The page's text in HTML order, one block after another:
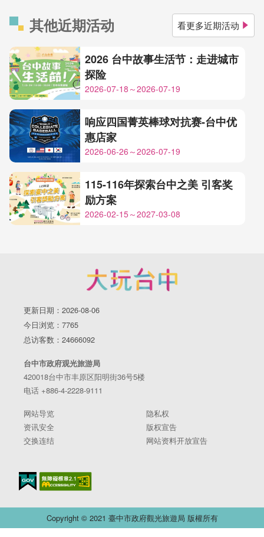
其他近期活动 看更多近期活动
2026 台中故事生活节：走进城市
探险
2026-07-18～2026-07-19
响应四国菁英棒球对抗赛-台中优
惠店家
2026-06-26～2026-07-19
115-116年探索台中之美 引客奖
励方案
2026-02-15～2027-03-08
更新日期：2026-08-06
今日浏览：7765
总访客数：24666092
台中市政府观光旅游局
420018台中市丰原区阳明街36号5楼
电话 +886-4-2228-9111
网站导览
隐私权
资讯安全
版权宣告
交换连结
网站资料开放宣告
Copyright © 2021 臺中市政府觀光旅遊局 版權所有